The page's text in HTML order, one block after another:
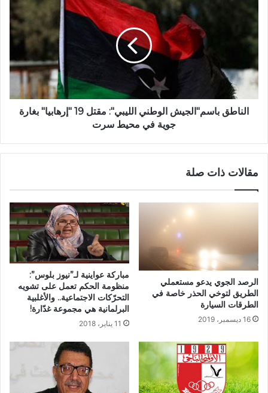
الناطق باسم"الجيش الوطني الليبي": مقتل 19 "إرهابيا" بغارة
جوية في محيط سرت
مقالات ذات صلة
الرصد الجوي يدعو مستعملي
الطريق لتوخي الحذر خاصة في
الطرقات السيارة
16 ديسمبر، 2019
مباركة عواينية لـ”نيوز بلوس”:
منظومة الحكم تعمل على تشويه
التحرّكات الاجتماعية.. والأغلبية
البرلمانية هي مجموعة غدّارة!
11 يناير، 2018